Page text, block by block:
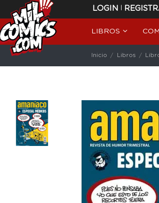
LOGIN |
LIBROS
Inicio Libros